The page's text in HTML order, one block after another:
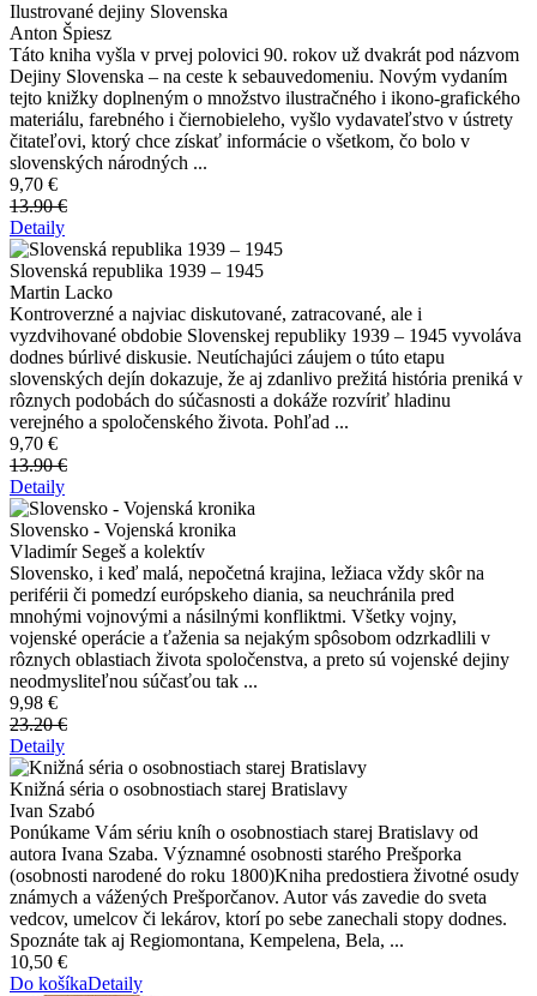
Ilustrované dejiny Slovenska
Anton Špiesz
Táto kniha vyšla v prvej polovici 90. rokov už dvakrát pod názvom
Dejiny Slovenska – na ceste k sebauvedomeniu. Novým vydaním
tejto knižky doplneným o množstvo ilustračného i ikono-grafického
materiálu, farebného i čiernobieleho, vyšlo vydavateľstvo v ústrety
čitateľovi, ktorý chce získať informácie o všetkom, čo bolo v
slovenských národných ...
9,70 €
13.90 €
Detaily
Slovenská republika 1939 – 1945
Martin Lacko
Kontroverzné a najviac diskutované, zatracované, ale i
vyzdvihované obdobie Slovenskej republiky 1939 – 1945 vyvoláva
dodnes búrlivé diskusie. Neutíchajúci záujem o túto etapu
slovenských dejín dokazuje, že aj zdanlivo prežitá história preniká v
rôznych podobách do súčasnosti a dokáže rozvíriť hladinu
verejného a spoločenského života. Pohľad ...
9,70 €
13.90 €
Detaily
Slovensko - Vojenská kronika
Vladimír Segeš a kolektív
Slovensko, i keď malá, nepočetná krajina, ležiaca vždy skôr na
periférii či pomedzí európskeho diania, sa neuchránila pred
mnohými vojnovými a násilnými konfliktmi. Všetky vojny,
vojenské operácie a ťaženia sa nejakým spôsobom odzrkadlili v
rôznych oblastiach života spoločenstva, a preto sú vojenské dejiny
neodmysliteľnou súčasťou tak ...
9,98 €
23.20 €
Detaily
Knižná séria o osobnostiach starej Bratislavy
Ivan Szabó
Ponúkame Vám sériu kníh o osobnostiach starej Bratislavy od
autora Ivana Szaba. Významné osobnosti starého Prešporka
(osobnosti narodené do roku 1800)Kniha predostiera životné osudy
známych a vážených Prešporčanov. Autor vás zavedie do sveta
vedcov, umelcov či lekárov, ktorí po sebe zanechali stopy dodnes.
Spoznáte tak aj Regiomontana, Kempelena, Bela, ...
10,50 €
Do košíkaDetaily